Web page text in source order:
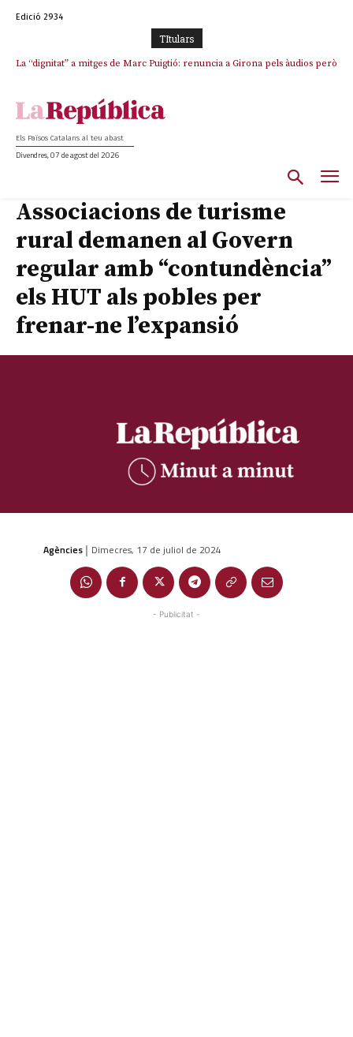
Edició 2934
TItulars
La “dignitat” a mitges de Marc Puigtió: renuncia a Girona pels àudios però
Junts exigeix que Catalunya quedi “fora” del repartiment dels menors
Els Països Catalans al teu abast
Divendres, 07 de agost del 2026
Associacions de turisme
rural demanen al Govern
regular amb “contundència”
els HUT als pobles per
frenar-ne l’expansió
Agències | Dimecres, 17 de juliol de 2024
- Publicitat -